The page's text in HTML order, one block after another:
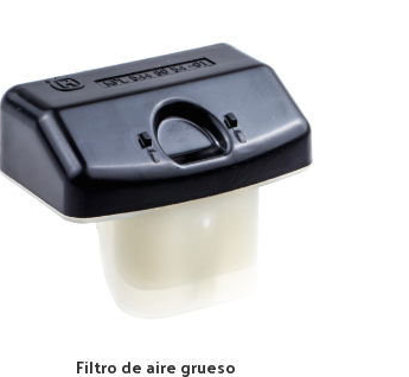
AÑADIR AL CARRITO
Filtro de aire grueso